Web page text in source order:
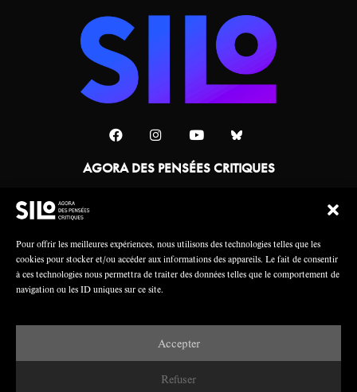
Pour offrir les meilleures expériences, nous utilisons des technologies telles que les
cookies pour stocker et/ou accéder aux informations des appareils. Le fait de consentir
à ces technologies nous permettra de traiter des données telles que le comportement de
navigation ou les ID uniques sur ce site.
Accepter
Refuser
AGORA DES PENSÉES CRITIQUES